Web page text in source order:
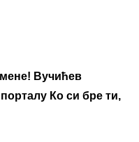
Вучићев
Ко си бре ти,